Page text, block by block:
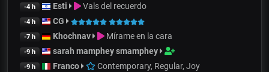
-4 h Esti Vals del recuerdo
-4 h CG
-7 h Khochnav Mírame en la cara
-9 h sarah mamphey smamphey
-9 h Franco Contemporary, Regular, Joy